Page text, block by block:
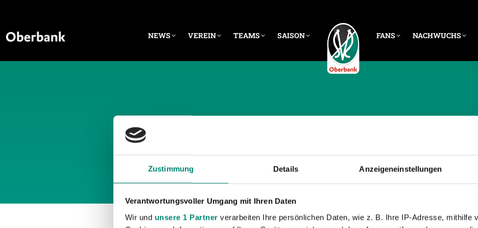
Zustimmung Details Anzeigeneinstellungen
Verantwortungsvoller Umgang mit Ihren Daten
Wir und unsere 1 Partner verarbeiten Ihre persönlichen Daten, wie z. B. Ihre IP-Adresse, mithilfe
NEWS VEREIN TEAMS SAISON FANS NACHWUCHS
20.